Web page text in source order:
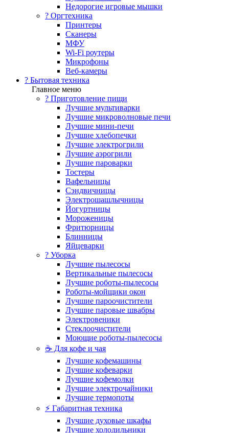
Недорогие игровые мышки
?️ Оргтехника
Принтеры
Сканеры
МФУ
Wi-Fi роутеры
Микрофоны
Веб-камеры
? Бытовая техника
Главное меню
? Приготовление пищи
Лучшие мультиварки
Лучшие микроволновые печи
Лучшие мини-печи
Лучшие хлебопечки
Лучшие электрогрили
Лучшие аэрогрили
Лучшие пароварки
Тостеры
Вафельницы
Сэндвичницы
Электрошашлычницы
Йогуртницы
Мороженицы
Фритюрницы
Блинницы
Яйцеварки
? Уборка
Лучшие пылесосы
Вертикальные пылесосы
Лучшие роботы-пылесосы
Роботы-мойщики окон
Лучшие пароочистители
Лучшие паровые швабры
Электровеники
Стеклоочистители
Моющие роботы-пылесосы
☕ Для кофе и чая
Лучшие кофемашины
Лучшие кофеварки
Лучшие кофемолки
Лучшие электрочайники
Лучшие термопоты
⚡ Габаритная техника
Лучшие духовые шкафы
Лучшие холодильники